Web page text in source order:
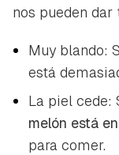
nos pueden dar
Muy blando:
está
La piel cede:
melón está
para comer.